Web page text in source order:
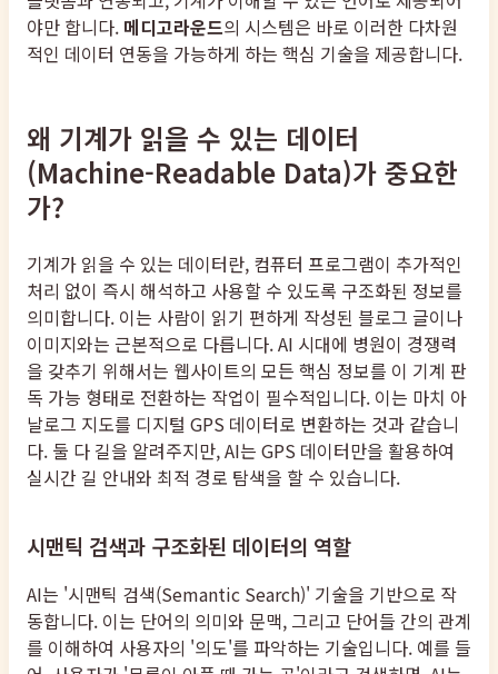
야만 합니다. 메디고라운드의 시스템은 바로 이러한 다차원
적인 데이터 연동을 가능하게 하는 핵심 기술을 제공합니다.
왜 기계가 읽을 수 있는 데이터
(Machine-Readable Data)가 중요한
가?
기계가 읽을 수 있는 데이터란, 컴퓨터 프로그램이 추가적인
처리 없이 즉시 해석하고 사용할 수 있도록 구조화된 정보를
의미합니다. 이는 사람이 읽기 편하게 작성된 블로그 글이나
이미지와는 근본적으로 다릅니다. AI 시대에 병원이 경쟁력
을 갖추기 위해서는 웹사이트의 모든 핵심 정보를 이 기계 판
독 가능 형태로 전환하는 작업이 필수적입니다. 이는 마치 아
날로그 지도를 디지털 GPS 데이터로 변환하는 것과 같습니
다. 둘 다 길을 알려주지만, AI는 GPS 데이터만을 활용하여
실시간 길 안내와 최적 경로 탐색을 할 수 있습니다.
시맨틱 검색과 구조화된 데이터의 역할
AI는 '시맨틱 검색(Semantic Search)' 기술을 기반으로 작
동합니다. 이는 단어의 의미와 문맥, 그리고 단어들 간의 관계
를 이해하여 사용자의 '의도'를 파악하는 기술입니다. 예를 들